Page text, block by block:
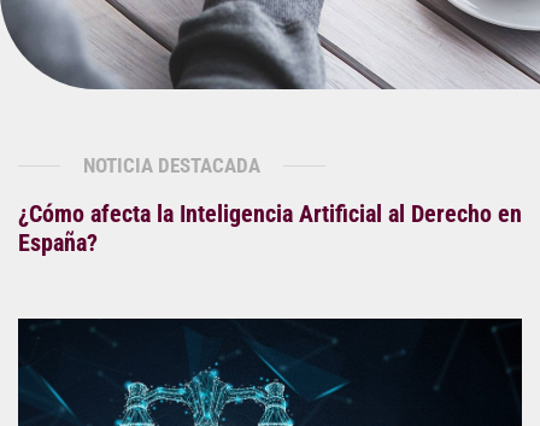
NOTICIA DESTACADA
¿Cómo afecta la Inteligencia Artificial al Derecho en
España?